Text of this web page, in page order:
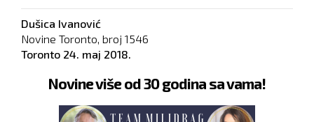
Dušica Ivanović
Novine Toronto, broj 1546
Toronto 24. maj 2018.
Novine više od 30 godina sa vama!